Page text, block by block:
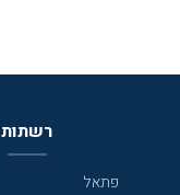
רשתות
פתאל